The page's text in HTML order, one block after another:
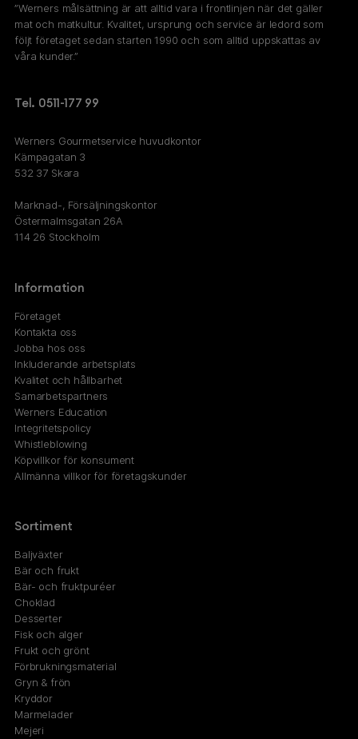
”Werners målsättning är att alltid vara i frontlinjen när det gäller
mat och matkultur. Kvalitet, ursprung och service är ledord som
följt företaget sedan starten 1990 och som alltid uppskattas av
våra kunder.”
Tel. 0511-177 99
Werners Gourmetservice huvudkontor
Kämpagatan 3
532 37 Skara
Marknad-, Försäljningskontor
Östermalmsgatan 26A
114 26 Stockholm
Information
Företaget
Kontakta oss
Jobba hos oss
Inkluderande arbetsplats
Kvalitet och hållbarhet
Samarbetspartners
Werners Education
Integritetspolicy
Whistleblowing
Köpvillkor för konsument
Allmänna villkor för företagskunder
Sortiment
Baljväxter
Bär och frukt
Bär- och fruktpuréer
Choklad
Desserter
Fisk och alger
Frukt och grönt
Förbrukningsmaterial
Gryn & frön
Kryddor
Marmelader
Mejeri